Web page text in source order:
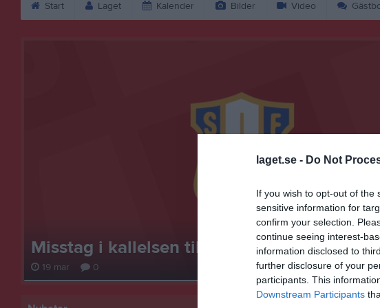
laget.se - Do Not
If you wish to opt-out of the
sensitive information for
confirm your selection.
continue seeing interest-
information disclosed to
further disclosure of your
participants. This
Downstream Participants
Start Laget Kalender Bilder Video
Misstag i kallelsen till föräldramötet 26/3
19 mar 0